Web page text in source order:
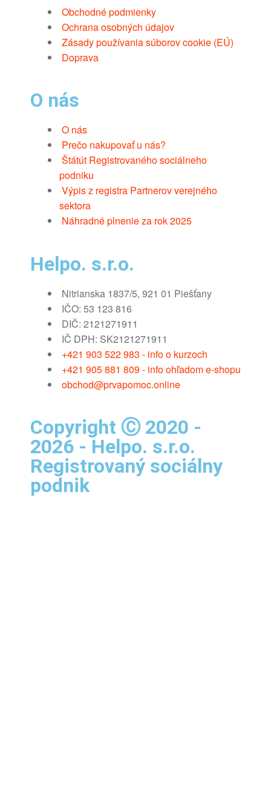
Obchodné podmienky
Ochrana osobných údajov
Zásady používania súborov cookie (EÚ)
Doprava
O nás
O nás
Prečo nakupovať u nás?
Štátút Registrovaného sociálneho
podniku
Výpis z registra Partnerov verejného
sektora
Náhradné plnenie za rok 2025
Helpo. s.r.o.
Nitrianska 1837/5, 921 01 Piešťany
IČO: 53 123 816
DIČ: 2121271911
IČ DPH: SK2121271911
+421 903 522 983 - info o kurzoch
+421 905 881 809 - info ohľadom e-shopu
obchod@prvapomoc.online
Copyright Ⓒ 2020 -
2026 - Helpo. s.r.o.
Registrovaný sociálny
podnik